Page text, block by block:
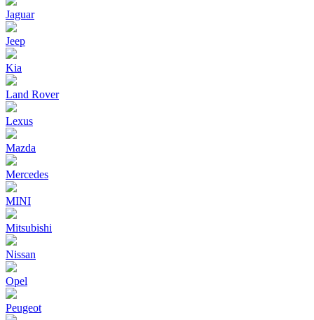
Jaguar
Jeep
Kia
Land Rover
Lexus
Mazda
Mercedes
MINI
Mitsubishi
Nissan
Opel
Peugeot